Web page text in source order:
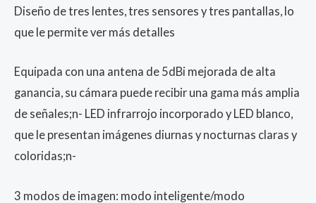
Diseño de tres lentes, tres sensores y tres pantallas, lo
que le permite ver más detalles
Equipada con una antena de 5dBi mejorada de alta
ganancia, su cámara puede recibir una gama más amplia
de señales;n- LED infrarrojo incorporado y LED blanco,
que le presentan imágenes diurnas y nocturnas claras y
coloridas;n-
3 modos de imagen: modo inteligente/modo